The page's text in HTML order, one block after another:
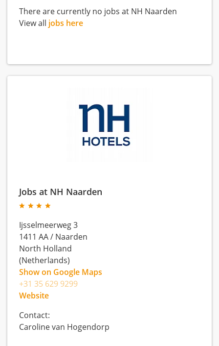
There are currently no jobs at NH Naarden
View all jobs here
Jobs at NH Naarden
Ijsselmeerweg 3
1411 AA/ Naarden
North Holland
(Netherlands)
Show on Google Maps
+31 35 629 9299
Website
Contact:
Caroline van Hogendorp